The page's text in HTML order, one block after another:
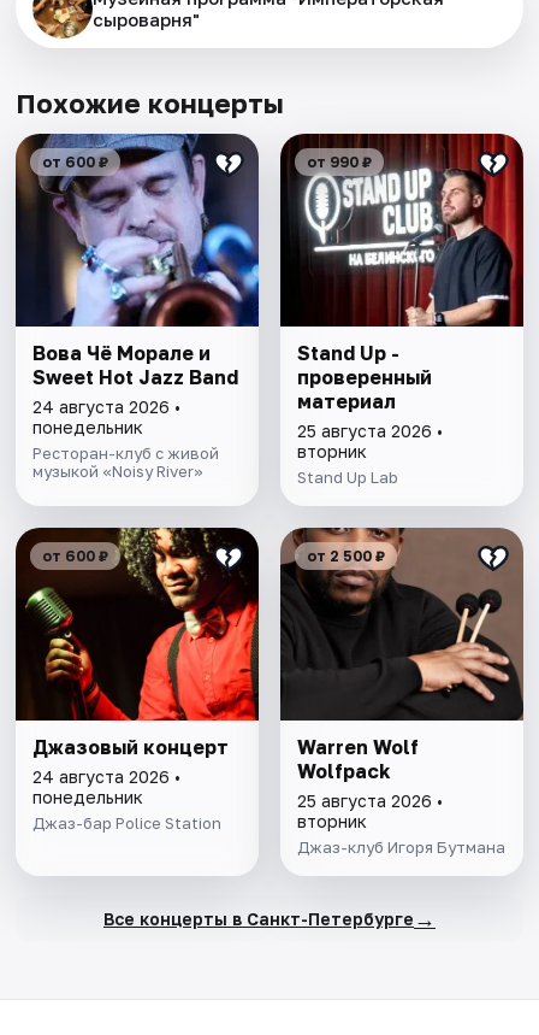
сыроварня"
Похожие концерты
от 600 ₽
Вова Чё Морале и
Sweet Hot Jazz Band
24 августа 2026 •
понедельник
Ресторан-клуб с живой
музыкой «Noisy River»
от 990 ₽
Stand Up -
проверенный
материал
25 августа 2026 •
вторник
Stand Up Lab
от 600 ₽
Джазовый концерт
24 августа 2026 •
понедельник
Джаз-бар Police Station
от 2 500 ₽
Warren Wolf
Wolfpack
25 августа 2026 •
вторник
Джаз-клуб Игоря Бутмана
Все концерты в Санкт-Петербурге →